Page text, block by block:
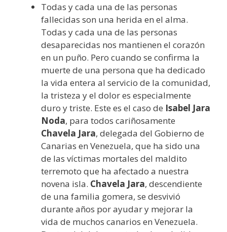
Todas y cada una de las personas
fallecidas son una herida en el alma.
Todas y cada una de las personas
desaparecidas nos mantienen el corazón
en un puño. Pero cuando se confirma la
muerte de una persona que ha dedicado
la vida entera al servicio de la comunidad,
la tristeza y el dolor es especialmente
duro y triste. Este es el caso de Isabel Jara
Noda, para todos cariñosamente
Chavela Jara, delegada del Gobierno de
Canarias en Venezuela, que ha sido una
de las víctimas mortales del maldito
terremoto que ha afectado a nuestra
novena isla. Chavela Jara, descendiente
de una familia gomera, se desvivió
durante años por ayudar y mejorar la
vida de muchos canarios en Venezuela.